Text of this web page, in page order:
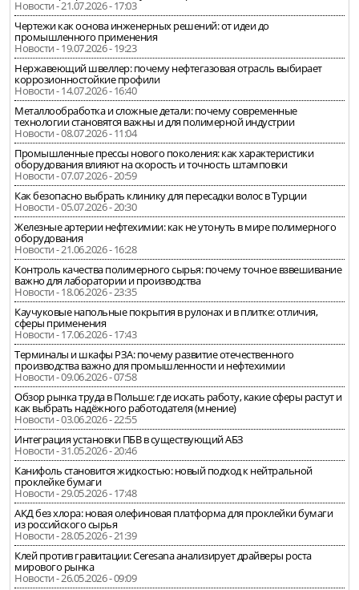
Новости - 21.07.2026 - 17:03
Чертежи как основа инженерных решений: от идеи до
промышленного применения
Новости - 19.07.2026 - 19:23
Нержавеющий швеллер: почему нефтегазовая отрасль выбирает
коррозионностойкие профили
Новости - 14.07.2026 - 16:40
Металлообработка и сложные детали: почему современные
технологии становятся важны и для полимерной индустрии
Новости - 08.07.2026 - 11:04
Промышленные прессы нового поколения: как характеристики
оборудования влияют на скорость и точность штамповки
Новости - 07.07.2026 - 20:59
Как безопасно выбрать клинику для пересадки волос в Турции
Новости - 05.07.2026 - 20:30
Железные артерии нефтехимии: как не утонуть в мире полимерного
оборудования
Новости - 21.06.2026 - 16:28
Контроль качества полимерного сырья: почему точное взвешивание
важно для лаборатории и производства
Новости - 18.06.2026 - 23:35
Каучуковые напольные покрытия в рулонах и в плитке: отличия,
сферы применения
Новости - 17.06.2026 - 17:43
Терминалы и шкафы РЗА: почему развитие отечественного
производства важно для промышленности и нефтехимии
Новости - 09.06.2026 - 07:58
Обзор рынка труда в Польше: где искать работу, какие сферы растут и
как выбрать надёжного работодателя (мнение)
Новости - 03.06.2026 - 22:55
Интеграция установки ПБВ в существующий АБЗ
Новости - 31.05.2026 - 20:46
Канифоль становится жидкостью: новый подход к нейтральной
проклейке бумаги
Новости - 29.05.2026 - 17:48
АКД без хлора: новая олефиновая платформа для проклейки бумаги
из российского сырья
Новости - 28.05.2026 - 21:39
Клей против гравитации: Ceresana анализирует драйверы роста
мирового рынка
Новости - 26.05.2026 - 09:09